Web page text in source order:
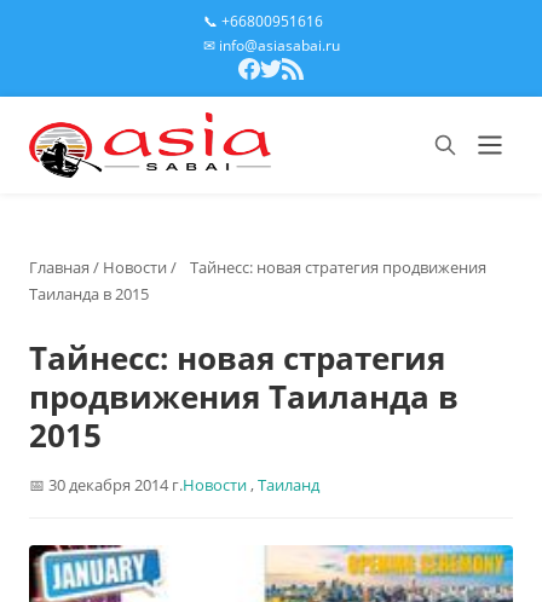
📞 +66800951616
✉ info@asiasabai.ru
Главная / Новости /
Тайнесс: новая стратегия продвижения
Таиланда в 2015
Тайнесс: новая стратегия
продвижения Таиланда в
2015
30 декабря 2014 г.Новости,Таиланд